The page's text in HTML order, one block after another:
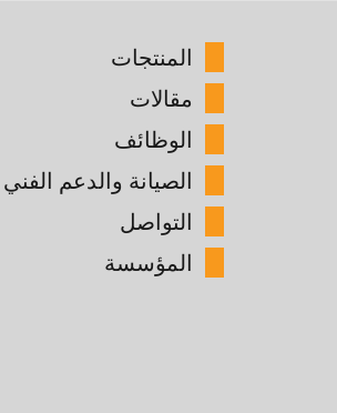
المنتجات
مقالات
الوظائف
الصيانة والدعم الفني
التواصل
المؤسسة